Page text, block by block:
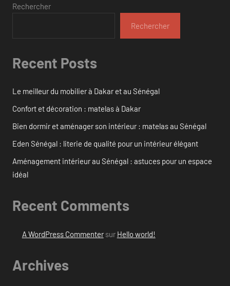
Rechercher
Rechercher
Recent Posts
Le meilleur du mobilier à Dakar et au Sénégal
Confort et décoration : matelas à Dakar
Bien dormir et aménager son intérieur : matelas au Sénégal
Eden Sénégal : literie de qualité pour un intérieur élégant
Aménagement intérieur au Sénégal : astuces pour un espace
idéal
Recent Comments
A WordPress Commentersur Hello world!
Archives